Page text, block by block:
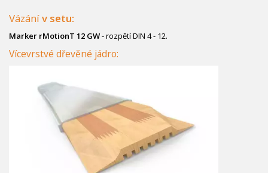
Vázánív setu:
Marker rMotionT 12 GW- rozpětí DIN 4 - 12.
Vícevrstvé dřevěné jádro: